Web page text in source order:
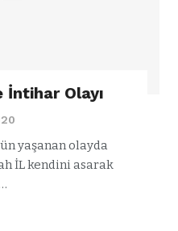
İntihar Olayı
yaşanan olayda
İL kendini asarak
…